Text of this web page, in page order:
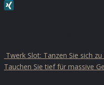
LinkedIn
Twerk Slot: Tanzen Sie sich
Tauchen Sie tief für massive